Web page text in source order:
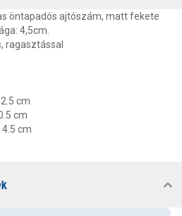
öntapadós ajtószám, matt fekete
4,5cm.
ragasztással
2.5 cm
cm
4.5 cm